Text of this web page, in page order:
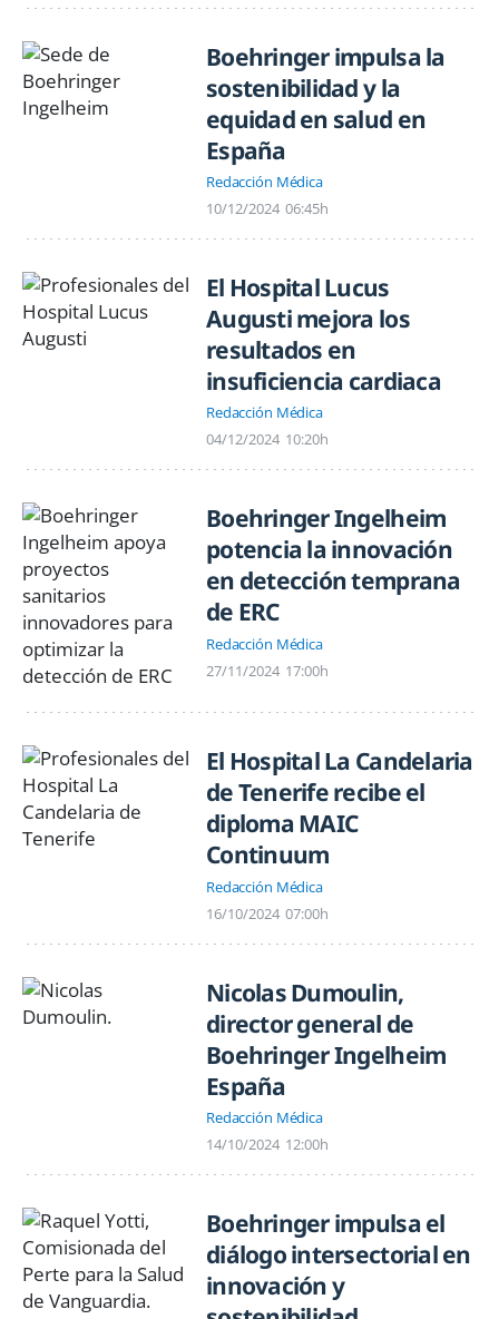
Boehringer impulsa la
sostenibilidad y la
equidad en salud en
España
Redacción Médica
10/12/2024 06:45h
El Hospital Lucus
Augusti mejora los
resultados en
insuficiencia cardiaca
Redacción Médica
04/12/2024 10:20h
Boehringer Ingelheim
potencia la innovación
en detección temprana
de ERC
Redacción Médica
27/11/2024 17:00h
El Hospital La Candelaria
de Tenerife recibe el
diploma MAIC
Continuum
Redacción Médica
16/10/2024 07:00h
Nicolas Dumoulin,
director general de
Boehringer Ingelheim
España
Redacción Médica
14/10/2024 12:00h
Boehringer impulsa el
diálogo intersectorial en
innovación y